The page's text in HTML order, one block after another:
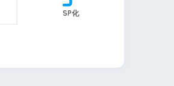
SP化